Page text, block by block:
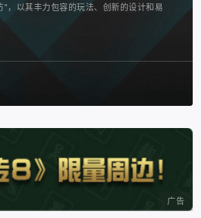
，以其丰力包容的玩法、创新的设计和易
广告